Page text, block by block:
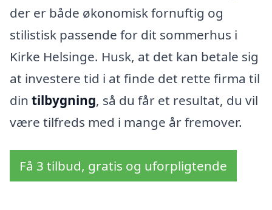
der er både økonomisk fornuftig og
stilistisk passende for dit sommerhus i
Kirke Helsinge. Husk, at det kan betale sig
at investere tid i at finde det rette firma til
din tilbygning, så du får et resultat, du vil
være tilfreds med i mange år fremover.
Få 3 tilbud, gratis og uforpligtende